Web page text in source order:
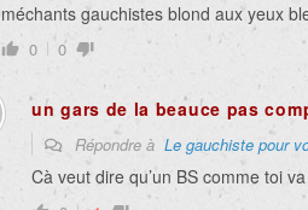
méchants gauchistes blond aux yeux
0 0
un gars de la beauce pas
Répondre à Le gauchiste pour
Cà veut dire qu’un BS comme toi